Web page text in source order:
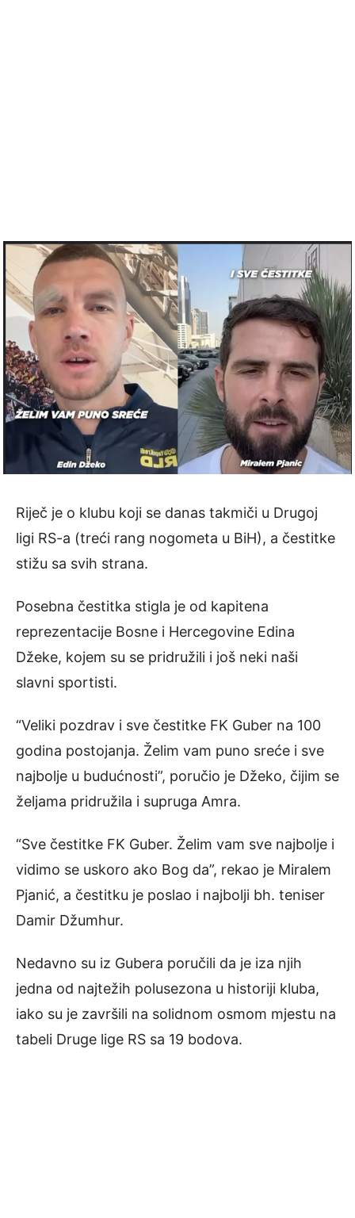
Riječ je o klubu koji se danas takmiči u Drugoj
ligi RS-a (treći rang nogometa u BiH), a čestitke
stižu sa svih strana.
Posebna čestitka stigla je od kapitena
reprezentacije Bosne i Hercegovine Edina
Džeke, kojem su se pridružili i još neki naši
slavni sportisti.
“Veliki pozdrav i sve čestitke FK Guber na 100
godina postojanja. Želim vam puno sreće i sve
najbolje u budućnosti”, poručio je Džeko, čijim se
željama pridružila i supruga Amra.
“Sve čestitke FK Guber. Želim vam sve najbolje i
vidimo se uskoro ako Bog da”, rekao je Miralem
Pjanić, a čestitku je poslao i najbolji bh. teniser
Damir Džumhur.
Nedavno su iz Gubera poručili da je iza njih
jedna od najtežih polusezona u historiji kluba,
iako su je završili na solidnom osmom mjestu na
tabeli Druge lige RS sa 19 bodova.